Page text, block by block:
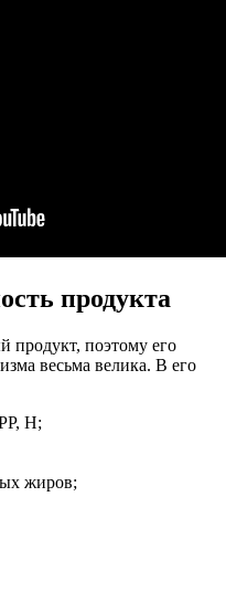
продукта
поэтому его
весьма велика. В его
H;
жиров;